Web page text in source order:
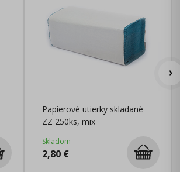
Papierové utierky skladané
ZZ 250ks, mix
Skladom
2,80€